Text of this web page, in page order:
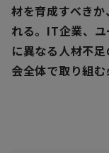
材を育成すべき
れる。IT企業、
に異なる人材不
会全体で取り組む